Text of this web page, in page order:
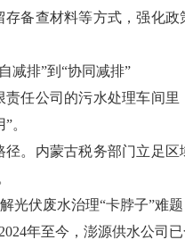
备查材料等方式，强化
减排”到 “协同减排”
任公司的污水处理车间
”。
。内蒙古税务部门立足区
光伏废水治理“卡脖子”难
2024年至今，澎源供水公司